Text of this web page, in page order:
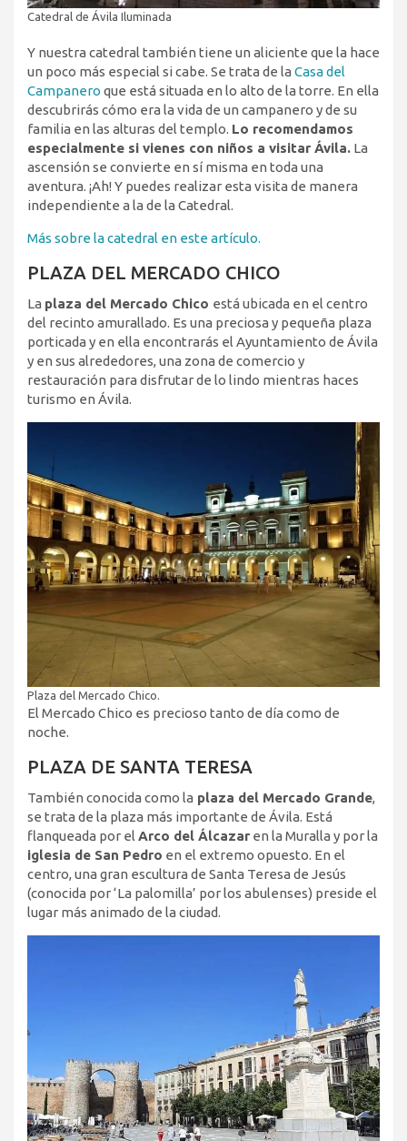
Catedral de Ávila Iluminada
Y nuestra catedral también tiene un aliciente que la hace
un poco más especial si cabe. Se trata de la Casa del
Campanero que está situada en lo alto de la torre. En ella
descubrirás cómo era la vida de un campanero y de su
familia en las alturas del templo. Lo recomendamos
especialmente si vienes con niños a visitar Ávila. La
ascensión se convierte en sí misma en toda una
aventura. ¡Ah! Y puedes realizar esta visita de manera
independiente a la de la Catedral.
Más sobre la catedral en este artículo.
PLAZA DEL MERCADO CHICO
La plaza del Mercado Chico está ubicada en el centro
del recinto amurallado. Es una preciosa y pequeña plaza
porticada y en ella encontrarás el Ayuntamiento de Ávila
y en sus alrededores, una zona de comercio y
restauración para disfrutar de lo lindo mientras haces
turismo en Ávila.
Plaza del Mercado Chico.
El Mercado Chico es precioso tanto de día como de
noche.
PLAZA DE SANTA TERESA
También conocida como la plaza del Mercado Grande,
se trata de la plaza más importante de Ávila. Está
flanqueada por el Arco del Álcazar en la Muralla y por la
iglesia de San Pedro en el extremo opuesto. En el
centro, una gran escultura de Santa Teresa de Jesús
(conocida por ‘La palomilla’ por los abulenses) preside el
lugar más animado de la ciudad.